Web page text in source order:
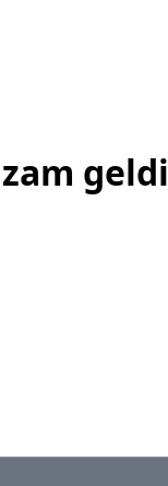
geldi